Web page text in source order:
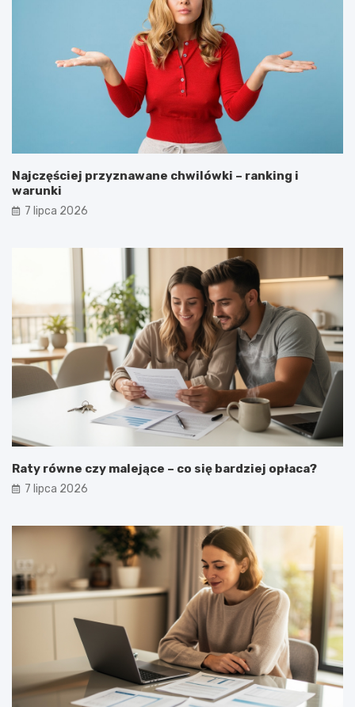
Najczęściej przyznawane chwilówki – ranking i
warunki
7 lipca 2026
Raty równe czy malejące – co się bardziej opłaca?
7 lipca 2026